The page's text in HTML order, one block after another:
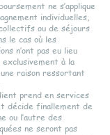
ne s’applique
individuelles,
ou de séjours
le cas où les
n’ont pas eu lieu
à la
raison ressortant
prend en services
décide finallement de
ou l’autre des
ne seront pas